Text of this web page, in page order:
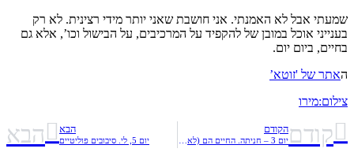
שמעתי אבל לא האמנתי. אני חושבת שאני יותר מידי רצינית. לא רק
בענייני אוכל במובן של להקפיד על המרכיבים, על הבישול וכו’, אלא גם
בחיים, ביום יום.
האתר של 'זוטא’
צילום:מירו
קודםהקודם הבא
יום 5, לי. סיבובים פוליטיים הבא